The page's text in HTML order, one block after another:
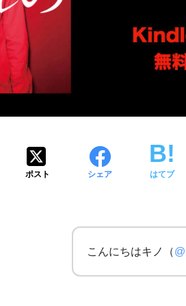
ポスト シェア はてブ
こんにちはキノ（